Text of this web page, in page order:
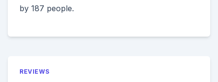
by 187 people.
REVIEWS